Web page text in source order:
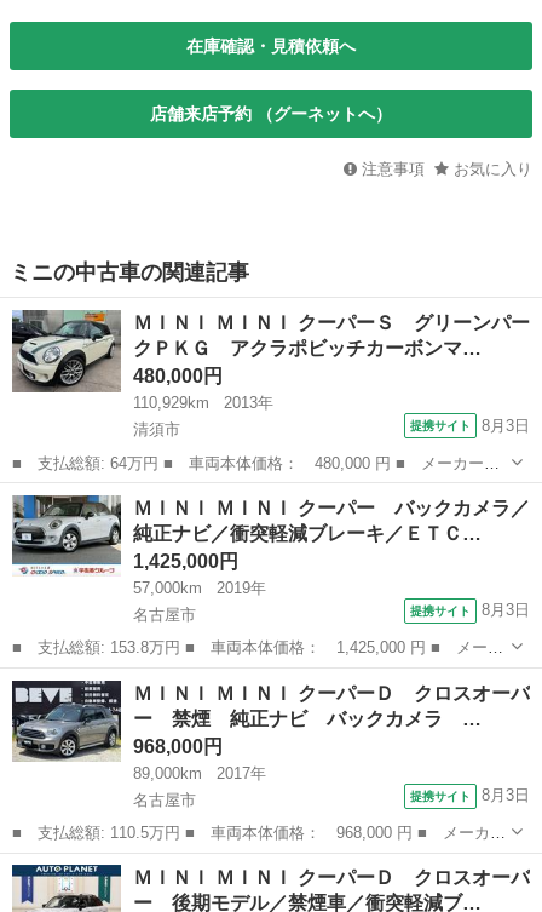
在庫確認・見積依頼へ
店舗来店予約 （グーネットへ）
注意事項 お気に入り
ミニの中古車の関連記事
ＭＩＮＩ ＭＩＮＩ クーパーＳ グリーンパー
クＰＫＧ アクラポビッチカーボンマ…
480,000円
110,929km
2013年
清須市
提携サイト 8月3日
■ 支払総額: 64万円 ■ 車両本体価格： 480,000 円 ■ メーカー
名： ＭＩＮＩ ■ 車種名： ＭＩＮＩ ■ グレード名： クーパー
Ｓ グリーンパークＰＫＧ アクラポビッチカーボンマフラー Ｈ＆
Ｒダウンサス ジ...
愛知 清須市
ＭＩＮＩ ＭＩＮＩ クーパー バックカメラ／
純正ナビ／衝突軽減ブレーキ／ＥＴＣ…
1,425,000円
57,000km
2019年
名古屋市
提携サイト 8月3日
■ 支払総額: 153.8万円 ■ 車両本体価格： 1,425,000 円 ■ メーカ
ー名： ＭＩＮＩ ■ 車種名： ＭＩＮＩ ■ グレード名： クーパ
ー バックカメラ／純正ナビ／衝突軽減ブレーキ／ＥＴＣ／前後クリ
アランス...
愛知 名古屋市
ＭＩＮＩ ＭＩＮＩ クーパーＤ クロスオーバ
ー 禁煙 純正ナビ バックカメラ …
968,000円
89,000km
2017年
名古屋市
提携サイト 8月3日
■ 支払総額: 110.5万円 ■ 車両本体価格： 968,000 円 ■ メーカー
名： ＭＩＮＩ ■ 車種名： ＭＩＮＩ ■ グレード名： クーパー
Ｄ クロスオーバー 禁煙 純正ナビ バックカメラ レーダークル
ーズコント...
愛知 名古屋市
ＭＩＮＩ ＭＩＮＩ クーパーＤ クロスオーバ
ー 後期モデル／禁煙車／衝突軽減ブ…